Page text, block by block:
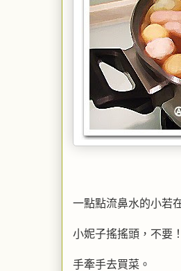
一點點流鼻水的小若
小妮子搖搖頭，不要
手牽手去買菜。